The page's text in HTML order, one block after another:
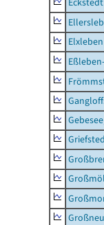
Elxleben